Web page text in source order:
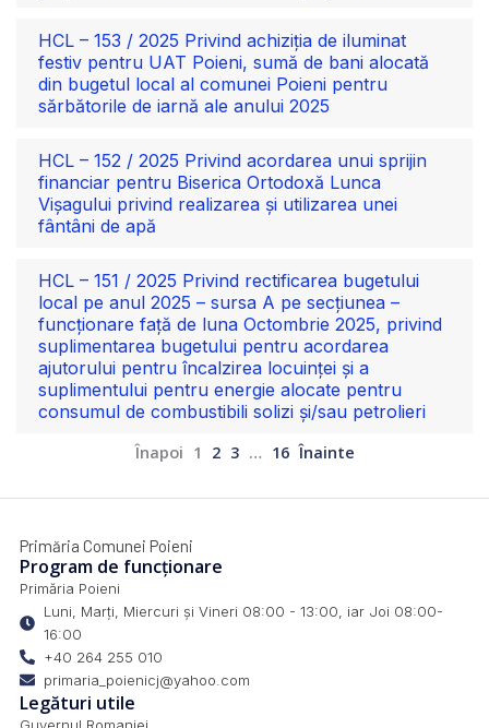
HCL – 153 / 2025 Privind achiziția de iluminat
festiv pentru UAT Poieni, sumă de bani alocată
din bugetul local al comunei Poieni pentru
sărbătorile de iarnă ale anului 2025
HCL – 152 / 2025 Privind acordarea unui sprijin
financiar pentru Biserica Ortodoxă Lunca
Vișagului privind realizarea și utilizarea unei
fântâni de apă
HCL – 151 / 2025 Privind rectificarea bugetului
local pe anul 2025 – sursa A pe secțiunea –
funcționare față de luna Octombrie 2025, privind
suplimentarea bugetului pentru acordarea
ajutorului pentru încalzirea locuinței și a
suplimentului pentru energie alocate pentru
consumul de combustibili solizi și/sau petrolieri
Înapoi 1 2 3 … 16 Înainte
Primăria Comunei Poieni
Program de funcționare
Primăria Poieni
Luni, Marți, Miercuri și Vineri 08:00 - 13:00, iar Joi 08:00-
16:00
+40 264 255 010
primaria_poienicj@yahoo.com
Legături utile